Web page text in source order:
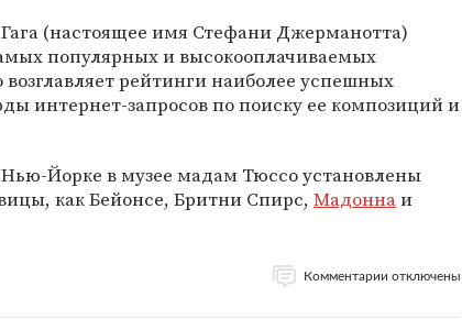
(настоящее имя Стефани Джерманотта)
популярных и высокооплачиваемых
возглавляет рейтинги наиболее успешных
интернет-запросов по поиску ее композиций и
Йорке в музее мадам Тюссо установлены
как Бейонсе, Бритни Спирс, Мадоннаи
Комментарии отключены